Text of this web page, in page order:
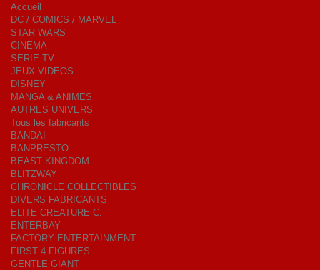
Accueil
DC / COMICS / MARVEL
STAR WARS
CINEMA
SERIE TV
JEUX VIDEOS
DISNEY
MANGA & ANIMES
AUTRES UNIVERS
Tous les fabricants
BANDAI
BANPRESTO
BEAST KINGDOM
BLITZWAY
CHRONICLE COLLECTIBLES
DIVERS FABRICANTS
ELITE CREATURE C.
ENTERBAY
FACTORY ENTERTAINMENT
FIRST 4 FIGURES
GENTLE GIANT